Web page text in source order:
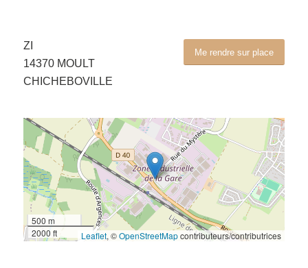
Me rendre sur place
ZI
14370 MOULT
CHICHEBOVILLE
500 m
2000 ft
Leaflet, ©OpenStreetMapcontributeurs/contributrices